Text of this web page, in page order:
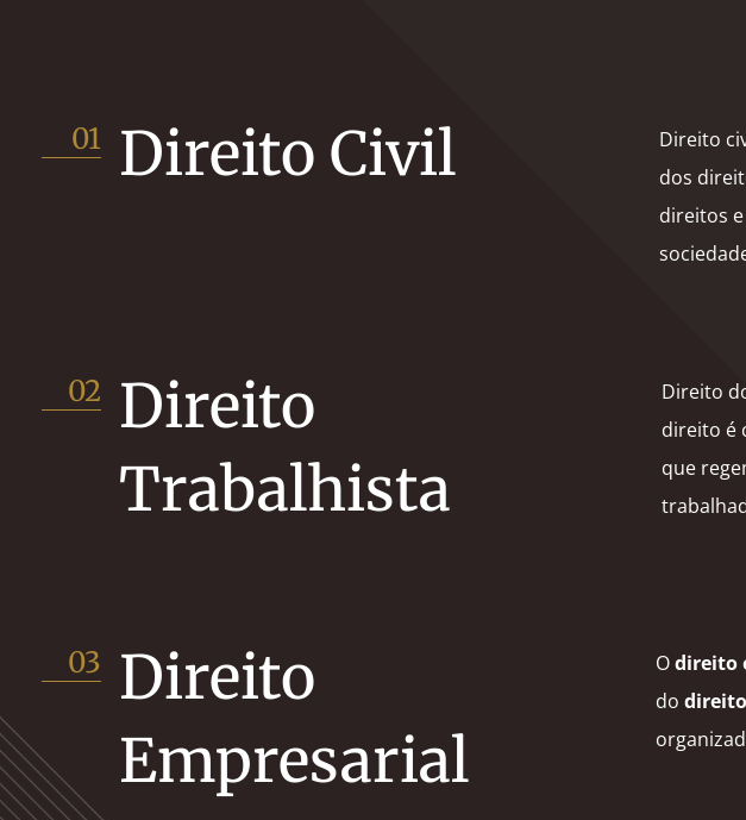
01 Direito Civil
Direito
dos
direitos
02 Direito
Trabalhista
Direito
direito é
que
03 Direito
Empresarial
Odireito
do direito